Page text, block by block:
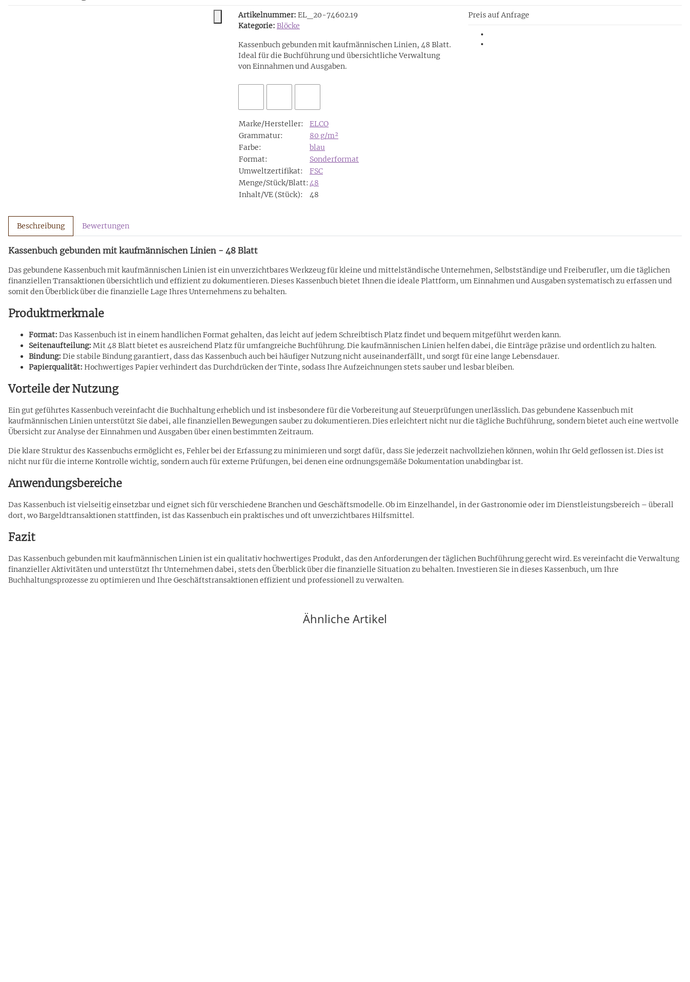
Artikelnummer: EL_20-74602.19
Kategorie: Blöcke
Kassenbuch gebunden mit kaufmännischen Linien, 48 Blatt.
Ideal für die Buchführung und übersichtliche Verwaltung
von Einnahmen und Ausgaben.
Marke/Hersteller:
ELCO
Grammatur:
80 g/m²
Farbe:
blau
Format:
Sonderformat
Umweltzertifikat:
FSC
Menge/Stück/Blatt: 48
Inhalt/VE (Stück):
48
Preis auf Anfrage
Beschreibung Bewertungen
Kassenbuch gebunden mit kaufmännischen Linien - 48 Blatt
Das gebundene Kassenbuch mit kaufmännischen Linien ist ein unverzichtbares Werkzeug für kleine und mittelständische Unternehmen, Selbstständige und Freiberufler, um die täglichen
finanziellen Transaktionen übersichtlich und effizient zu dokumentieren. Dieses Kassenbuch bietet Ihnen die ideale Plattform, um Einnahmen und Ausgaben systematisch zu erfassen und
somit den Überblick über die finanzielle Lage Ihres Unternehmens zu behalten.
Produktmerkmale
Format: Das Kassenbuch ist in einem handlichen Format gehalten, das leicht auf jedem Schreibtisch Platz findet und bequem mitgeführt werden kann.
Seitenaufteilung: Mit 48 Blatt bietet es ausreichend Platz für umfangreiche Buchführung. Die kaufmännischen Linien helfen dabei, die Einträge präzise und ordentlich zu halten.
Bindung: Die stabile Bindung garantiert, dass das Kassenbuch auch bei häufiger Nutzung nicht auseinanderfällt, und sorgt für eine lange Lebensdauer.
Papierqualität: Hochwertiges Papier verhindert das Durchdrücken der Tinte, sodass Ihre Aufzeichnungen stets sauber und lesbar bleiben.
Vorteile der Nutzung
Ein gut geführtes Kassenbuch vereinfacht die Buchhaltung erheblich und ist insbesondere für die Vorbereitung auf Steuerprüfungen unerlässlich. Das gebundene Kassenbuch mit
kaufmännischen Linien unterstützt Sie dabei, alle finanziellen Bewegungen sauber zu dokumentieren. Dies erleichtert nicht nur die tägliche Buchführung, sondern bietet auch eine wertvolle
Übersicht zur Analyse der Einnahmen und Ausgaben über einen bestimmten Zeitraum.
Die klare Struktur des Kassenbuchs ermöglicht es, Fehler bei der Erfassung zu minimieren und sorgt dafür, dass Sie jederzeit nachvollziehen können, wohin Ihr Geld geflossen ist. Dies ist
nicht nur für die interne Kontrolle wichtig, sondern auch für externe Prüfungen, bei denen eine ordnungsgemäße Dokumentation unabdingbar ist.
Anwendungsbereiche
Das Kassenbuch ist vielseitig einsetzbar und eignet sich für verschiedene Branchen und Geschäftsmodelle. Ob im Einzelhandel, in der Gastronomie oder im Dienstleistungsbereich – überall
dort, wo Bargeldtransaktionen stattfinden, ist das Kassenbuch ein praktisches und oft unverzichtbares Hilfsmittel.
Fazit
Das Kassenbuch gebunden mit kaufmännischen Linien ist ein qualitativ hochwertiges Produkt, das den Anforderungen der täglichen Buchführung gerecht wird. Es vereinfacht die Verwaltung
finanzieller Aktivitäten und unterstützt Ihr Unternehmen dabei, stets den Überblick über die finanzielle Situation zu behalten. Investieren Sie in dieses Kassenbuch, um Ihre
Buchhaltungsprozesse zu optimieren und Ihre Geschäftstransaktionen effizient und professionell zu verwalten.
Ähnliche Artikel